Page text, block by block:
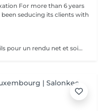
For more than 6 years
been seducing its clients with
Redessiner totalement les sourcils pour un rendu net et soigné, cela devient simple avec la micro-pigmentation. Tous les sourcils, qu'ils soient clairsemés, trop courts, trop long ou inexistants trouvent leur courbe parfaite. Les sourcils sont un élément majeur de nos expressions. La micro-pigmentation vous permet de jouir de la forme adéquate pour sublimer vos sourcils.